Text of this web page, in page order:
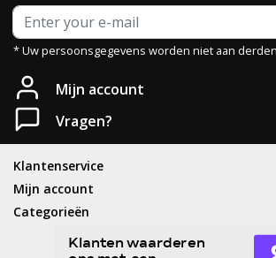
* Uw persoonsgegevens worden niet aan
Mijn account
Vragen?
Klantenservice
Mijn account
Categorieën